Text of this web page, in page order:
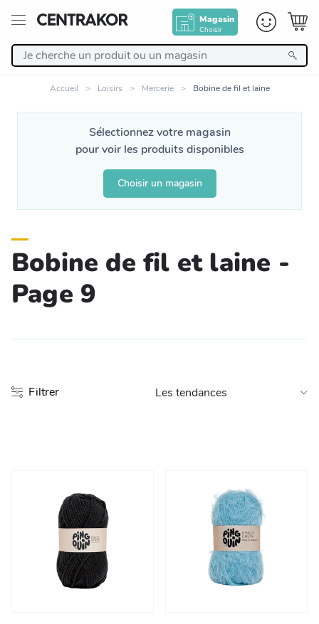
Magasin
Choisir
Nos Produits
Décoration
Linge de maison
Cuisine et art de la table
Salle de bain et beauté
Entretien et rangement
Accueil Loisirs Mercerie Bobine de fil et laine
Sélectionnez votre magasin
pour voir les produits disponibles
Choisir un magasin
Bobine de fil et laine -
Page 9
Filtrer